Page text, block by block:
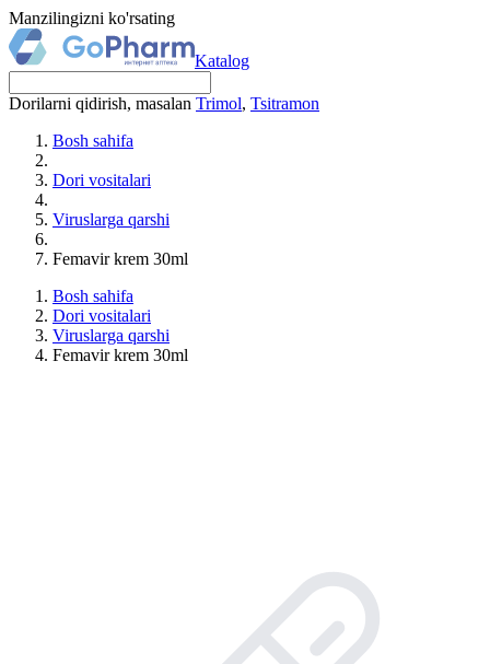
Manzilingizni ko'rsating
Katalog
Dorilarni qidirish, masalan Trimol, Tsitramon
Bosh sahifa
Dori vositalari
Viruslarga qarshi
Femavir krem 30ml
Bosh sahifa
Dori vositalari
Viruslarga qarshi
Femavir krem 30ml